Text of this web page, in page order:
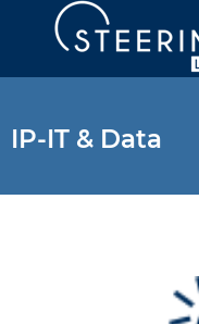
IP-IT & Data